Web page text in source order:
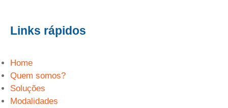
Links rápidos
Home
Quem somos?
Soluções
Modalidades